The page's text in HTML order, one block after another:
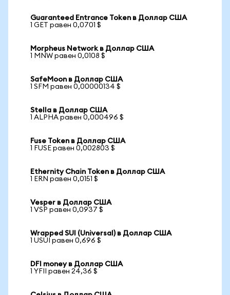
Guaranteed Entrance Token в Доллар США
1 GET равен 0,0701 $
Morpheus Network в Доллар США
1 MNW равен 0,0108 $
SafeMoon в Доллар США
1 SFM равен 0,00000134 $
Stella в Доллар США
1 ALPHA равен 0,000496 $
Fuse Token в Доллар США
1 FUSE равен 0,002803 $
Ethernity Chain Token в Доллар США
1 ERN равен 0,0151 $
Vesper в Доллар США
1 VSP равен 0,0937 $
Wrapped SUI (Universal) в Доллар США
1 USUI равен 0,696 $
DFI money в Доллар США
1 YFII равен 24,36 $